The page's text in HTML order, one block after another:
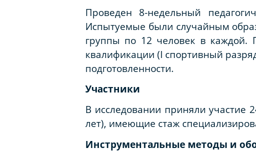
Проведен 8-недельный
Испытуемые были случайным
группы по 12 человек в каждой.
квалификации (I спортивный
подготовленности.
Участники
В исследовании приняли участие
лет), имеющие стаж
Инструментальные методы и